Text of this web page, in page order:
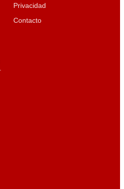
Privacidad
Contacto